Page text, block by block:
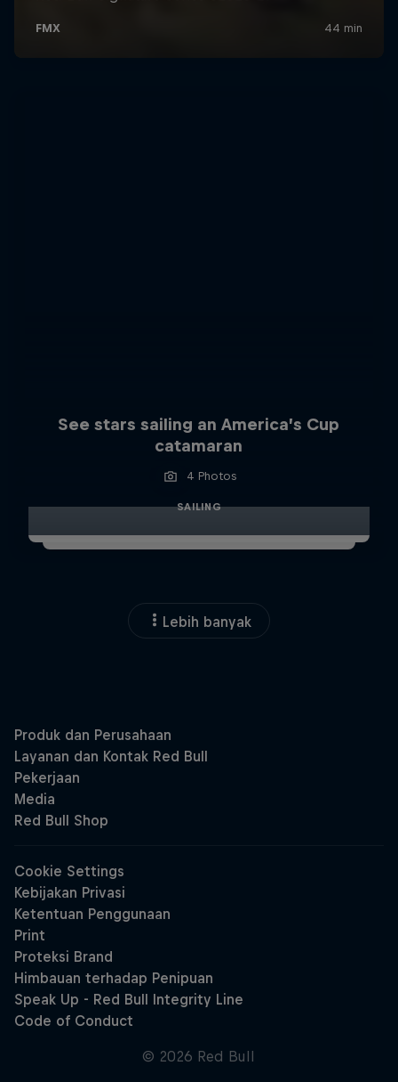
See stars sailing an America’s Cup
catamaran
4 Photos
SAILING
Lebih banyak